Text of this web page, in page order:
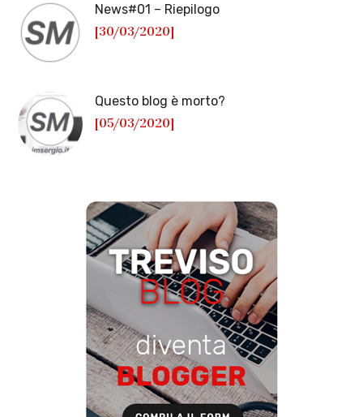
News#01 – Riepilogo
[30/03/2020]
Questo blog è morto?
[05/03/2020]